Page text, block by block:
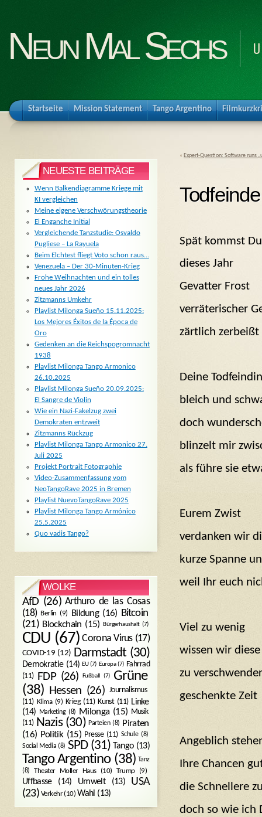
Neun Mal Sechs
Startseite Mission Statement Tango Argentino
« Expert-Question: Software runs
Spät kommst Du
dieses Jahr
Gevatter Frost
verräterischer
zärtlich
Deine Todfeindin
bleich und
doch
blinzelt mir
als führe sie
Eurem Zwist
verdanken wir
kurze Spanne
weil Ihr euch
Viel zu wenig
wissen wir
zu
geschenkte Zeit
Angeblich
Ihre Chancen
die Schnellere
doch so wie ich
NEUESTE BEITRÄGE
Wenn Balkendiagramme Kriege mit
KI vergleichen
Meine eigene Verschwörungstheorie
El Enganche Initial
Vergleichende Tanzstudie: Osvaldo
Pugliese – La Rayuela
Beim Elchtest fliegt Voto schon raus…
Venezuela – Der 30-Minuten-Krieg
Frohe Weihnachten und ein tolles
neues Jahr 2026
Zitzmanns Umkehr
Playlist Milonga Sueño 15.11.2025:
Los Mejores Éxitos de la Época de
Oro
Gedenken an die Reichspogromnacht
1938
Playlist Milonga Tango Armonico
26.10.2025
Playlist Milonga Sueño 20.09.2025:
El Sangre de Violin
Wie ein Nazi-Fakelzug zwei
Demokraten entzweit
Zitzmanns Rückzug
Playlist Milonga Tango Armonico 27.
Juli 2025
Projekt Portrait Fotographie
Video-Zusammenfassung vom
NeoTangoRave 2025 in Bremen
Playlist NuevoTangoRave 2025
Playlist Milonga Tango Armónico
25.5.2025
Quo vadis Tango?
WOLKE
AfD(26) Arthuro de las Cosas
(18) Berlin (9) Bildung(16) Bitcoin
(21) Blockchain (15) Bürgerhaushalt (7)
CDU (67) Corona Virus(17)
COVID-19 (12) Darmstadt (30)
Demokratie(14) EU(7) Europa(7) Fahrrad
(11)
FDP(26) Fußball (7)
Grüne
(38) Hessen (26) Journalismus
(11) Klima(9) Krieg(11) Kunst(11) Linke
(14) Marketing(8) Milonga(15) Musik
(11) Nazis(30) Parteien(8) Piraten
(16) Politik(15) Presse(11) Schule(8)
Social Media (8) SPD(31) Tango(13)
Tango Argentino(38) Tanz
(8)
Theater Moller Haus(10) Trump(9)
Uffbasse(14) Umwelt(13)
USA
(23) Verkehr(10) Wahl (13)